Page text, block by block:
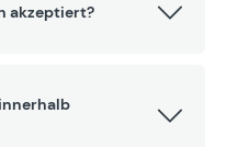
akzeptiert?